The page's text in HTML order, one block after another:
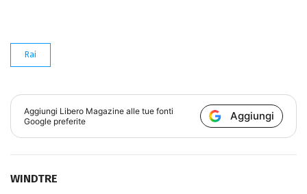
Rai
Aggiungi Libero Magazine alle tue fonti
Google preferite
Aggiungi
WINDTRE